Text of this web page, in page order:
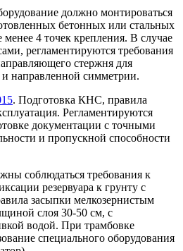
должно монтироваться
бетонных или стальных
4 точек крепления. В случае
регламентируются требования
стержня для
направленной симметрии.
. Подготовка КНС, правила
Регламентируются
документации с точными
и пропускной способности
соблюдаться требования к
резервуара к грунту с
засыпки мелкозернистым
слоя 30-50 см, с
водой. При трамбовке
специального оборудования